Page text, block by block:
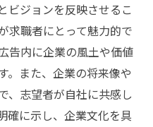
ビジョンを反映させるこ
求職者にとって魅力的で
告内に企業の風土や価値
。また、企業の将来像や
、志望者が自社に共感し
確に示し、企業文化を具